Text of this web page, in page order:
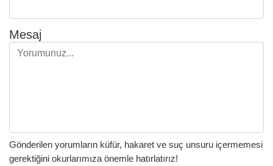
Mesaj
Gönderilen yorumların küfür, hakaret ve suç unsuru içermemesi
gerektiğini okurlarımıza önemle hatırlatırız!